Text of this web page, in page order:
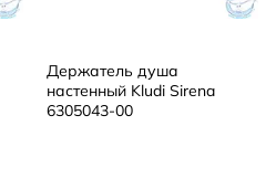
Держатель душа
настенный Kludi Sirena
6305043-00